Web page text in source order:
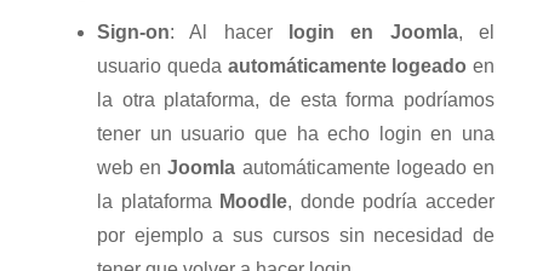
Sign-on: Al hacer login en Joomla, el
usuario queda automáticamente logeado en
la otra plataforma, de esta forma podríamos
tener un usuario que ha echo login en una
web enJoomla automáticamente logeado en
la plataforma Moodle, donde podría acceder
por ejemplo a sus cursos sin necesidad de